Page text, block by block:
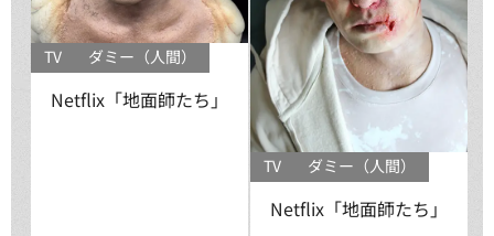
TV ダミー（人間）
Netflix「地面師たち」
TV ダミー（人間）
Netflix「地面師たち」